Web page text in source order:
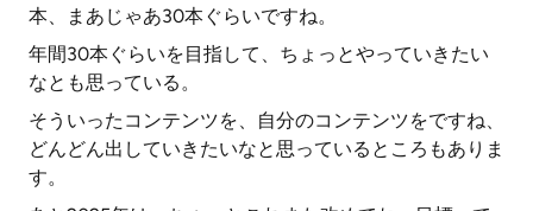
本、まあじゃあ30本ぐらいですね。
年間30本ぐらいを目指して、ちょっとやっていきたい
なとも思っている。
そういったコンテンツを、自分のコンテンツをですね、
どんどん出していきたいなと思っているところもありま
す。